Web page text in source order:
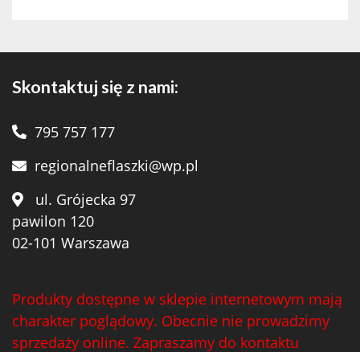
Skontaktuj się z nami:
795 757 177
regionalneflaszki@wp.pl
ul. Grójecka 97
pawilon 120
02-101 Warszawa
Produkty dostępne w sklepie internetowym mają
charakter poglądowy. Obecnie nie prowadzimy
sprzedaży online. Zapraszamy do kontaktu